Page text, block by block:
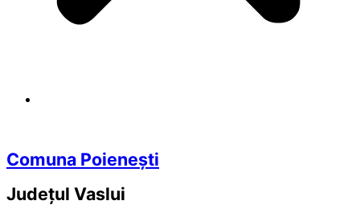
Comuna Poienești
Județul Vaslui